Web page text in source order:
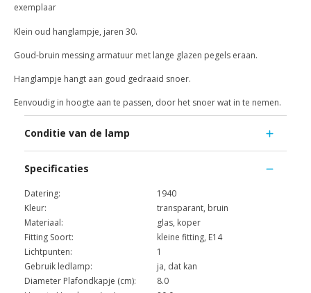
exemplaar
Klein oud hanglampje, jaren 30.
Goud-bruin messing armatuur met lange glazen pegels eraan.
Hanglampje hangt aan goud gedraaid snoer.
Eenvoudig in hoogte aan te passen, door het snoer wat in te nemen.
Conditie van de lamp
Specificaties
Datering:
1940
Kleur:
transparant, bruin
Materiaal:
glas, koper
Fitting Soort:
kleine fitting, E14
Lichtpunten:
1
Gebruik ledlamp:
ja, dat kan
Diameter Plafondkapje (cm):
8.0